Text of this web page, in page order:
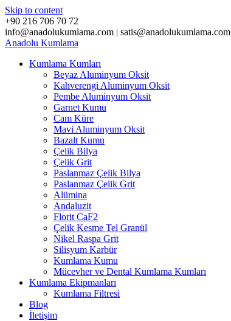
Skip to content
+90 216 706 70 72
info@anadolukumlama.com | satis@anadolukumlama.com
Anadolu Kumlama
Kumlama Kumları
Beyaz Aluminyum Oksit
Kahverengi Aluminyum Oksit
Pembe Aluminyum Oksit
Garnet Kumu
Cam Küre
Mavi Aluminyum Oksit
Bazalt Kumu
Çelik Bilya
Çelik Grit
Paslanmaz Çelik Bilya
Paslanmaz Çelik Grit
Alümina
Andaluzit
Florit CaF2
Çelik Kesme Tel Granül
Nikel Raspa Grit
Silisyum Karbür
Kumlama Kumu
Mücevher ve Dental Kumlama Kumları
Kumlama Ekipmanları
Kumlama Filtresi
Blog
İletişim